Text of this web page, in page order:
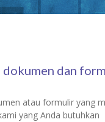
dokumen dan
atau formulir yang
yang Anda butuhkan